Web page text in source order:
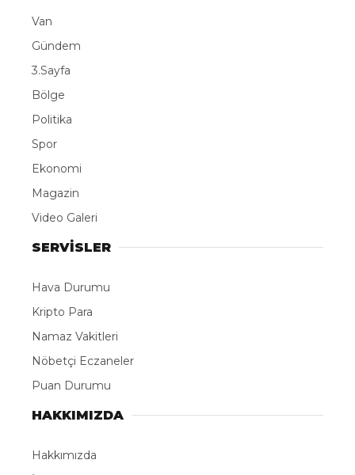
Van
Gündem
3.Sayfa
Bölge
Politika
Spor
Ekonomi
Magazin
Video Galeri
SERVİSLER
Hava Durumu
Kripto Para
Namaz Vakitleri
Nöbetçi Eczaneler
Puan Durumu
HAKKIMIZDA
Hakkımızda